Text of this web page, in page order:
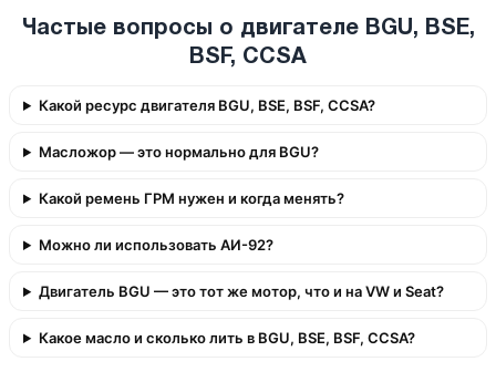
Частые вопросы о двигателе BGU, BSE,
BSF, CCSA
Какой ресурс двигателя BGU, BSE, BSF, CCSA?
Масложор — это нормально для BGU?
Какой ремень ГРМ нужен и когда менять?
Можно ли использовать АИ-92?
Двигатель BGU — это тот же мотор, что и на VW и Seat?
Какое масло и сколько лить в BGU, BSE, BSF, CCSA?